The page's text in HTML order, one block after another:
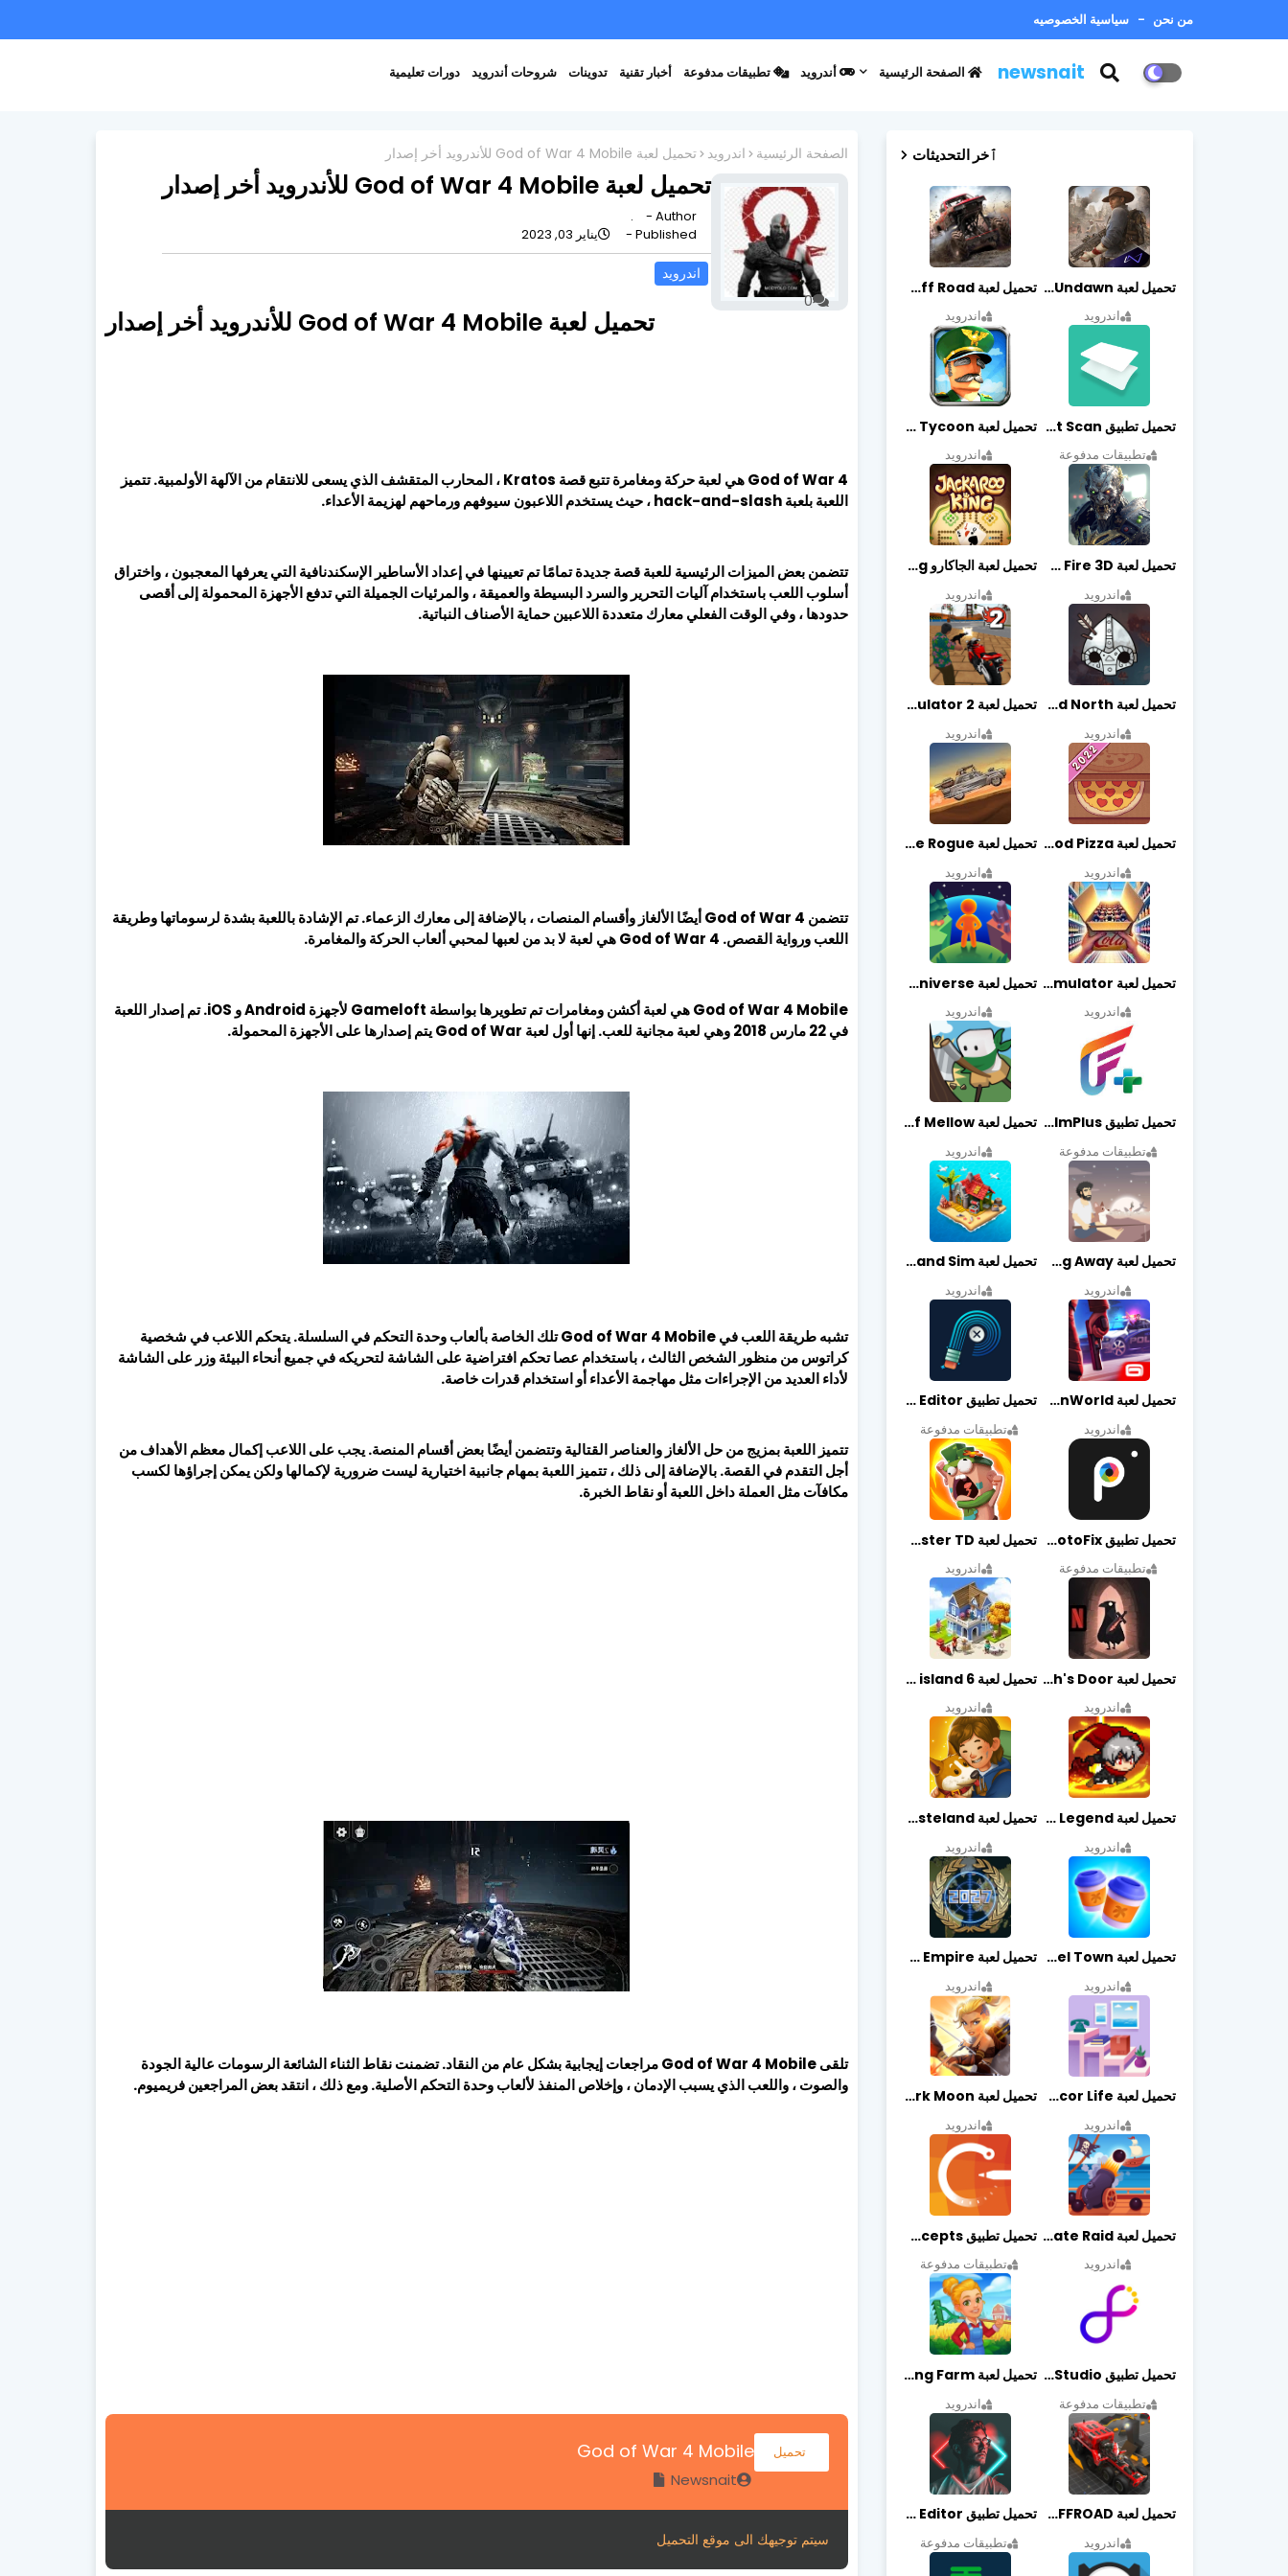
من نحن سياسية الخصوصيه
newsnait دورات تعليمية شروحات أندرويد تدوينات أخبار تقنية تطبيقات مدفوعة أندرويد الصفحة الرئيسية
الصفحة الرئيسية اندرويد تحميل لعبة God of War 4 Mobile للأندرويد أخر إصدار
تحميل لعبة God of War 4 Mobile للأندرويد أخر إصدار
Author -
.
Published -
يناير 03, 2023
اندرويد
0
تحميل لعبة God of War 4 Mobile للأندرويد أخر إصدار
God of War 4 هي لعبة حركة ومغامرة تتبع قصة Kratos ، المحارب المتقشف الذي يسعى للانتقام من الآلهة الأولمبية. تتميز
اللعبة بلعبة hack-and-slash ، حيث يستخدم اللاعبون سيوفهم ورماحهم لهزيمة الأعداء.
تتضمن بعض الميزات الرئيسية للعبة قصة جديدة تمامًا تم تعيينها في إعداد الأساطير الإسكندنافية التي يعرفها المعجبون ، واختراق
أسلوب اللعب باستخدام آليات التحرير والسرد البسيطة والعميقة ، والمرئيات الجميلة التي تدفع الأجهزة المحمولة إلى أقصى
حدودها ، وفي الوقت الفعلي معارك متعددة اللاعبين حماية الأصناف النباتية.
تتضمن God of War 4 أيضًا الألغاز وأقسام المنصات ، بالإضافة إلى معارك الزعماء. تم الإشادة باللعبة بشدة لرسوماتها وطريقة
اللعب ورواية القصص. God of War 4 هي لعبة لا بد من لعبها لمحبي ألعاب الحركة والمغامرة.
God of War 4 Mobile هي لعبة أكشن ومغامرات تم تطويرها بواسطة Gameloft لأجهزة Android و iOS. تم إصدار اللعبة
في 22 مارس 2018 وهي لعبة مجانية للعب. إنها أول لعبة God of War يتم إصدارها على الأجهزة المحمولة.
تشبه طريقة اللعب في God of War 4 Mobile تلك الخاصة بألعاب وحدة التحكم في السلسلة. يتحكم اللاعب في شخصية
كراتوس من منظور الشخص الثالث ، باستخدام عصا تحكم افتراضية على الشاشة لتحريكه في جميع أنحاء البيئة وزر على الشاشة
لأداء العديد من الإجراءات مثل مهاجمة الأعداء أو استخدام قدرات خاصة.
تتميز اللعبة بمزيج من حل الألغاز والعناصر القتالية وتتضمن أيضًا بعض أقسام المنصة. يجب على اللاعب إكمال معظم الأهداف من
أجل التقدم في القصة. بالإضافة إلى ذلك ، تتميز اللعبة بمهام جانبية اختيارية ليست ضرورية لإكمالها ولكن يمكن إجراؤها لكسب
مكافآت مثل العملة داخل اللعبة أو نقاط الخبرة.
تلقى God of War 4 Mobile مراجعات إيجابية بشكل عام من النقاد. تضمنت نقاط الثناء الشائعة الرسومات عالية الجودة
والصوت ، واللعب الذي يسبب الإدمان ، وإخلاص المنفذ لألعاب وحدة التحكم الأصلية. ومع ذلك ، انتقد بعض المراجعين فريميوم.
God of War 4 Mobile تحميل
Newsnait
سيتم توجيهك الى موقع التحميل
ٱخر التحديثات
تحميل لعبة Undawn مهكرة للأندرويد أخر إصدار | تحميل مباشر + موارد غير محدودة
اندرويد
تحميل لعبة Trucks Off Road مهكرة اخر اصدار
اندرويد
تحميل تطبيق vFlat Scan مهكر آخر إصدار
تطبيقات مدفوعة
تحميل لعبة Idle Military SCH Tycoon مهكرة آخر إصدار
اندرويد
تحميل لعبة Zombie Fire 3D مهكرة آخر إصدار
اندرويد
تحميل لعبة الجاكارو jackaroo king آخر إصدار
اندرويد
تحميل لعبة Bad North مهكرة آخر إصدار
اندرويد
تحميل لعبة Vegas crime simulator 2 مهكرة اخر اصدار
اندرويد
تحميل لعبة Good Pizza مهكرة اخر اصدار
اندرويد
تحميل لعبة Earn to Die Rogue مهكرة اخر اصدار
اندرويد
تحميل لعبة Retail Store Simulator مهكرة اخر اصدار
اندرويد
تحميل لعبة My Little Universe مهكرة أخر إصدار
اندرويد
تحميل تطبيق FilmPlus أخر إصدار
تطبيقات مدفوعة
تحميل لعبة Life of Mellow مهكرة أخر إصدار
اندرويد
تحميل لعبة Casting Away مهكرة أخر إصدار
اندرويد
تحميل لعبة Fantasy Island Sim مهكرة أخر إصدار
اندرويد
تحميل لعبة Gangstar New Orleans OpenWorld مهكرة أخر إصدار
اندرويد
تحميل تطبيق Retouch Remove Objects Editor مهكرة اخر إصدار
تطبيقات مدفوعة
تحميل تطبيق PhotoFix مهكر آخر إصدار
تطبيقات مدفوعة
تحميل لعبة Candy Disaster TD مهكرة اخر إصدار
اندرويد
تحميل لعبة Death's Door مهكرة أخر إصدار
اندرويد
تحميل لعبة city island 6 مهكرة أخر إصدار
اندرويد
تحميل لعبة Slayer Legend مهكرة أخر إصدار
اندرويد
تحميل لعبة Merge Survival : Wasteland مهكرة أخر إصدار
اندرويد
تحميل لعبة Travel Town مهكرة أخر إصدار
اندرويد
تحميل لعبة World Empire مهكرة أخر إصدار
اندرويد
تحميل لعبة Decor Life مهكرة أخر إصدار
اندرويد
تحميل لعبة Lionheart: Dark Moon مهكرة أخر إصدار
اندرويد
تحميل لعبة Pirate Raid مهكرة أخر إصدار
اندرويد
تحميل تطبيق Concepts مهكر أخر إصدار
تطبيقات مدفوعة
تحميل تطبيق Graphic Studio مهكر أخر إصدار
تطبيقات مدفوعة
تحميل لعبة Cooking Farm مهكرة أخر إصدار
اندرويد
تحميل لعبة PROJECT:OFFROAD مهكرة أخر إصدار
اندرويد
تحميل تطبيق NeonArt Photo Editor مهكر أخر إصدار
تطبيقات مدفوعة